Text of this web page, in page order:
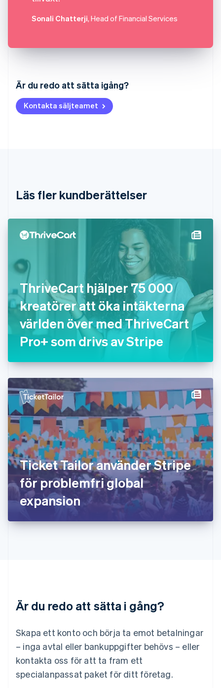
Är du redo att sätta igång?
Kontakta säljteamet
Sonali Chatterji, Head of Financial Services
Läs fler kundberättelser
ThriveCart hjälper 75 000
kreatörer att öka intäkterna
världen över med ThriveCart
Pro+ som drivs av Stripe
Ticket Tailor använder Stripe
för problemfri global
expansion
Är du redo att sätta i gång?
Skapa ett konto och börja ta emot betalningar
– inga avtal eller bankuppgifter behövs – eller
kontakta oss för att ta fram ett
specialanpassat paket för ditt företag.
Belgien
NederlandsFrançaisDeutsch
Brasilien
PortuguêsEnglish
English
EnglishSvenska
Förenade Arabemiraten
Gibraltar
English
Grekland
English
Hongkong SAR, Kina
English 简体中文
Indien
Irland
English
Italien
ItalianoEnglish
Japan
日本語English
Kanada
EnglishFrançais
Kroatien
English Italiano
Lettland
English
Liechtenstein
Deutsch English
Litauen
Luxemburg
Nederländerna
Norge
English
Nya Zeeland
English
English